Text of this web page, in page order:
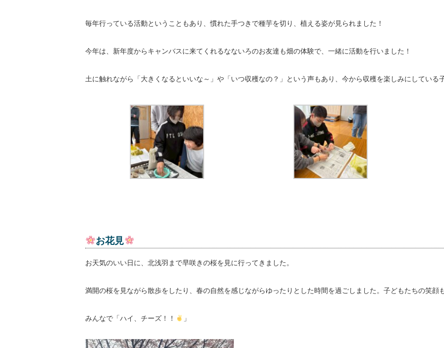
毎年行っている活動ということもあり、慣れた手つきで種芋を切り、植える姿が見られました！
今年は、新年度からキャンバスに来てくれるなないろのお友達も畑の体験で、一緒に活動を行いました！
土に触れながら「大きくなるといいな～」や「いつ収穫なの？」という声もあり、今から収穫を楽しみにしている
お花見
お天気のいい日に、北浅羽まで早咲きの桜を見に行ってきました。
満開の桜を見ながら散歩をしたり、春の自然を感じながらゆったりとした時間を過ごしました。子どもたちの笑顔
みんなで「ハイ、チーズ！！ 」